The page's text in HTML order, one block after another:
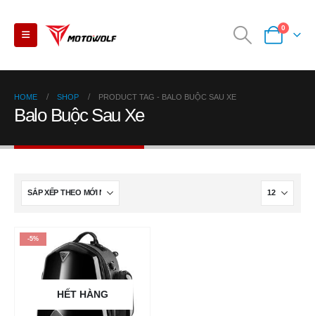
0
HOME SHOP PRODUCT TAG - BALO BUỘC SAU XE
Balo Buộc Sau Xe
-5%
HẾT HÀNG